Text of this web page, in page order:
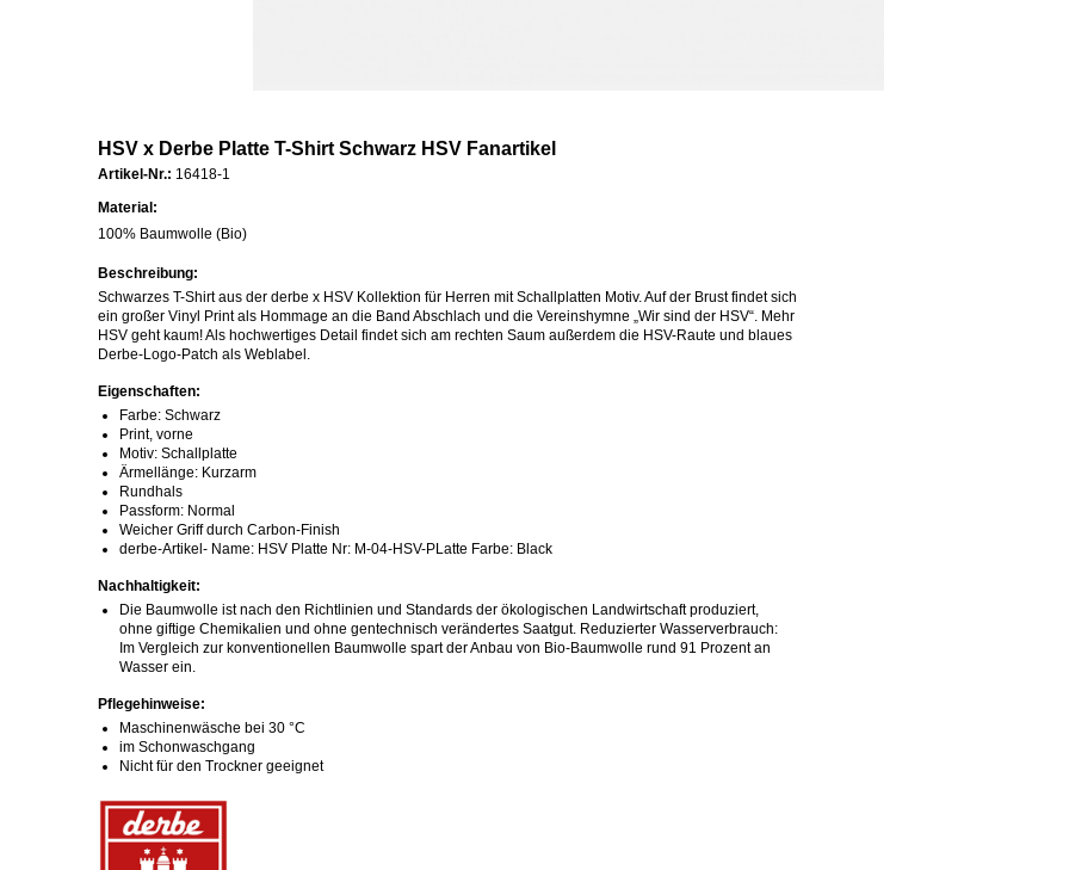
HSV x Derbe Platte T-Shirt Schwarz HSV Fanartikel
Artikel-Nr.: 16418-1
Material:
100% Baumwolle (Bio)
Beschreibung:
Schwarzes T-Shirt aus der derbe x HSV Kollektion für Herren mit Schallplatten Motiv. Auf der Brust findet sich
ein großer Vinyl Print als Hommage an die Band Abschlach und die Vereinshymne „Wir sind der HSV“. Mehr
HSV geht kaum! Als hochwertiges Detail findet sich am rechten Saum außerdem die HSV-Raute und blaues
Derbe-Logo-Patch als Weblabel.
Eigenschaften:
Farbe: Schwarz
Print, vorne
Motiv: Schallplatte
Ärmellänge: Kurzarm
Rundhals
Passform: Normal
Weicher Griff durch Carbon-Finish
derbe-Artikel- Name: HSV Platte Nr: M-04-HSV-PLatte Farbe: Black
Nachhaltigkeit:
Die Baumwolle ist nach den Richtlinien und Standards der ökologischen Landwirtschaft produziert,
ohne giftige Chemikalien und ohne gentechnisch verändertes Saatgut. Reduzierter Wasserverbrauch:
Im Vergleich zur konventionellen Baumwolle spart der Anbau von Bio-Baumwolle rund 91 Prozent an
Wasser ein.
Pflegehinweise:
Maschinenwäsche bei 30 °C
im Schonwaschgang
Nicht für den Trockner geeignet